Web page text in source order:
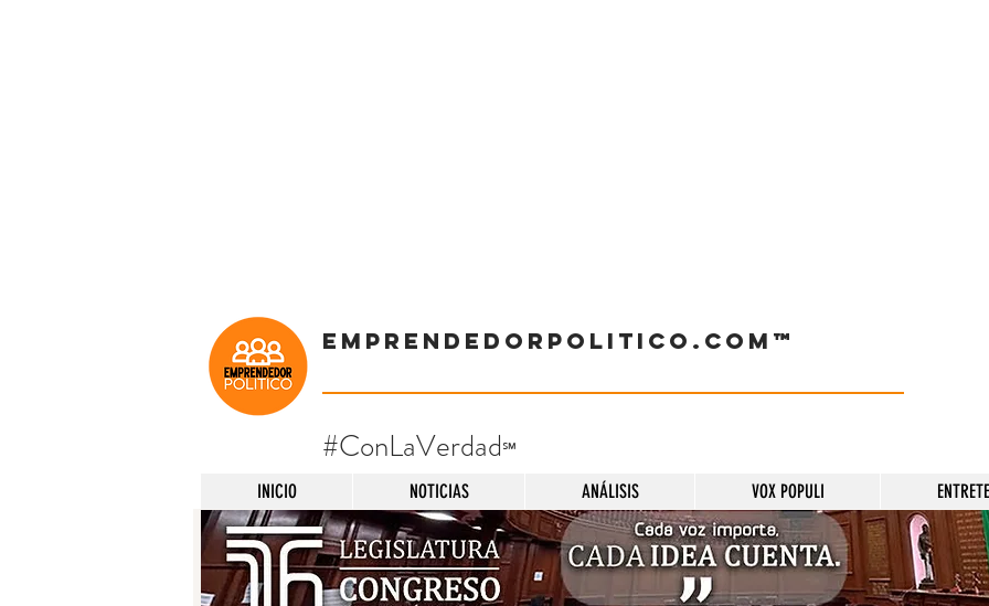
Emprendedorpolitico.com™
#ConLaVerdad℠
INICIO NOTICIAS ANÁLISIS VOX POPULI